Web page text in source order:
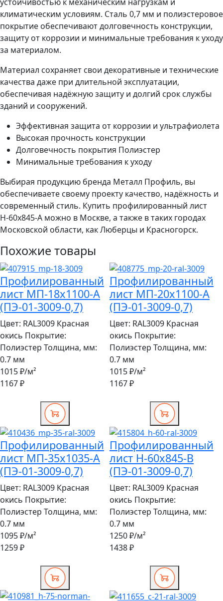
климатическим условиям. Сталь 0,7 мм и полиэстеровое
покрытие обеспечивают долговечность конструкции,
защиту от коррозии и минимальные требования к уходу
за материалом.
Материал сохраняет свои декоративные и технические
качества даже при длительной эксплуатации,
обеспечивая надёжную защиту и долгий срок службы
зданий и сооружений.
Эффективная защита от коррозии и ультрафиолета
Высокая прочность конструкции
Долговечность покрытия Полиэстер
Минимальные требования к уходу
Выбирая продукцию бренда Металл Профиль, вы
обеспечиваете своему проекту качество, надёжность и
современный стиль. Купить профилированный лист
Н-60x845-A можно в Москве, а также в таких городах
Московской области, как Люберцы и Красногорск.
Похожие товары
Профилированный
лист МП-18x1100-A
(ПЭ-01-3009-0,7)
Цвет: RAL3009 Красная
окись Покрытие:
Полиэстер Толщина, мм:
0.7 мм
1015 ₽/м²
1167 ₽
Профилированный
лист МП-20x1100-A
(ПЭ-01-3009-0,7)
Цвет: RAL3009 Красная
окись Покрытие:
Полиэстер Толщина, мм:
0.7 мм
1015 ₽/м²
1167 ₽
Профилированный
лист МП-35x1035-A
(ПЭ-01-3009-0,7)
Цвет: RAL3009 Красная
окись Покрытие:
Полиэстер Толщина, мм:
0.7 мм
1095 ₽/м²
1259 ₽
Профилированный
лист Н-60x845-B
(ПЭ-01-3009-0,7)
Цвет: RAL3009 Красная
окись Покрытие:
Полиэстер Толщина, мм:
0.7 мм
1250 ₽/м²
1438 ₽